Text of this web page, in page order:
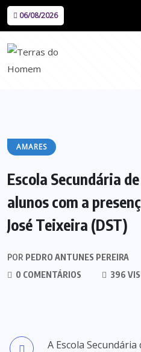
06/08/2026
AMARES
Escola Secundária
alunos com a
José Teixeira (DST)
POR PEDRO ANTUNES PEREIRA
0 COMENTÁRIOS
396
A Escola